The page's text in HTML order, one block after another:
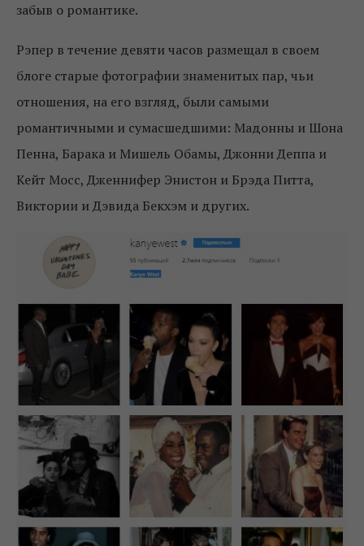
забыв о романтике.
Рэпер в течение девяти часов размещал в своем
блоге старые фотографии знаменитых пар, чьи
отношения, на его взгляд, были самыми
романтичными и сумасшедшими: Мадонны и Шона
Пенна, Барака и Мишель Обамы, Джонни Деппа и
Кейт Мосс, Дженнифер Энистон и Брэда Питта,
Виктории и Дэвида Бекхэм и других.